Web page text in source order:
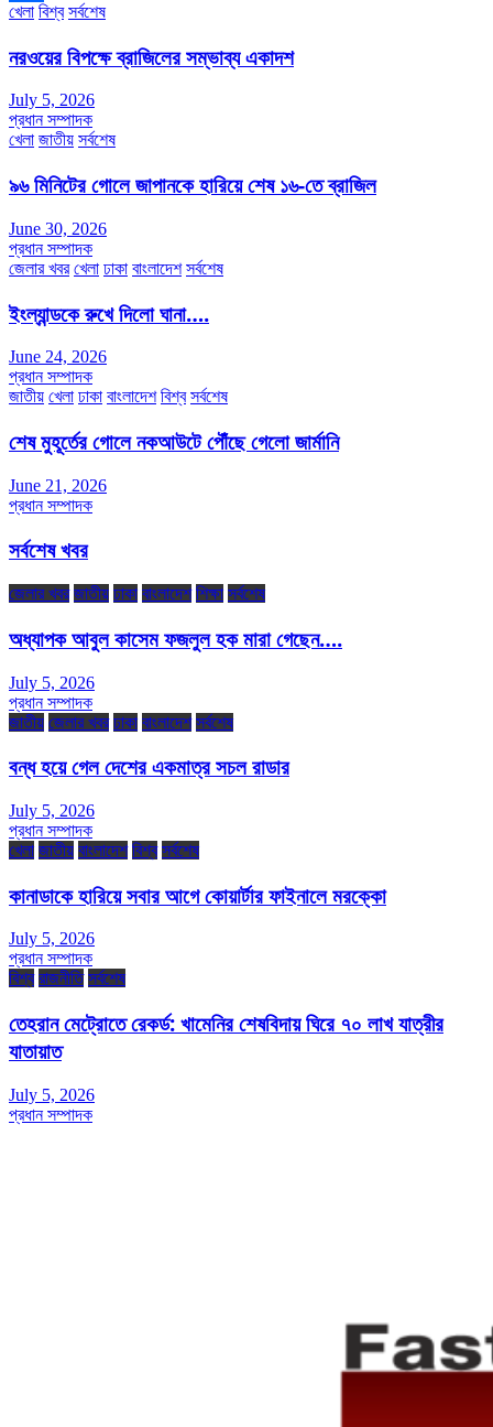
Share
খেলা বিশ্ব সর্বশেষ
নরওয়ের বিপক্ষে ব্রাজিলের সম্ভাব্য একাদশ
July 5, 2026
প্রধান সম্পাদক
খেলা জাতীয় সর্বশেষ
৯৬ মিনিটের গোলে জাপানকে হারিয়ে শেষ ১৬-তে ব্রাজিল
June 30, 2026
প্রধান সম্পাদক
জেলার খবর খেলা ঢাকা বাংলাদেশ সর্বশেষ
ইংল্যান্ডকে রুখে দিলো ঘানা….
June 24, 2026
প্রধান সম্পাদক
জাতীয় খেলা ঢাকা বাংলাদেশ বিশ্ব সর্বশেষ
শেষ মুহূর্তের গোলে নকআউটে পৌঁছে গেলো জার্মানি
June 21, 2026
প্রধান সম্পাদক
সর্বশেষ খবর
জেলার খবর জাতীয় ঢাকা বাংলাদেশ শিক্ষা সর্বশেষ
অধ্যাপক আবুল কাসেম ফজলুল হক মারা গেছেন….
July 5, 2026
প্রধান সম্পাদক
জাতীয় জেলার খবর ঢাকা বাংলাদেশ সর্বশেষ
বন্ধ হয়ে গেল দেশের একমাত্র সচল রাডার
July 5, 2026
প্রধান সম্পাদক
খেলা জাতীয় বাংলাদেশ বিশ্ব সর্বশেষ
কানাডাকে হারিয়ে সবার আগে কোয়ার্টার ফাইনালে মরক্কো
July 5, 2026
প্রধান সম্পাদক
বিশ্ব রাজনীতি সর্বশেষ
তেহরান মেট্রোতে রেকর্ড: খামেনির শেষবিদায় ঘিরে ৭০ লাখ যাত্রীর
যাতায়াত
July 5, 2026
প্রধান সম্পাদক